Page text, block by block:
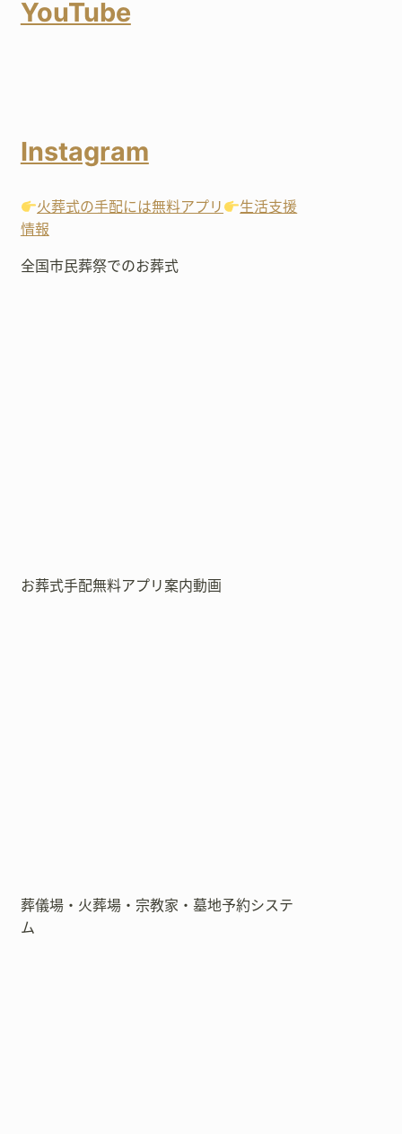
YouTube
Instagram
火葬式の手配には無料アプリ
生活支援
情報
全国市民葬祭でのお葬式
お葬式手配無料アプリ案内動画
葬儀場・火葬場・宗教家・墓地予約システ
ム